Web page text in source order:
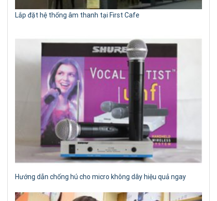
Lắp đặt hệ thống âm thanh tại First Cafe
Hướng dẫn chống hú cho micro không dây hiệu quả ngay